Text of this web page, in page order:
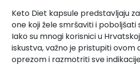
Keto Diet kapsule predstavljaju
one koji žele smršaviti i poboljšati
Iako su mnogi korisnici u
iskustva, važno je pristupiti ovom
oprezom i razmotriti sve